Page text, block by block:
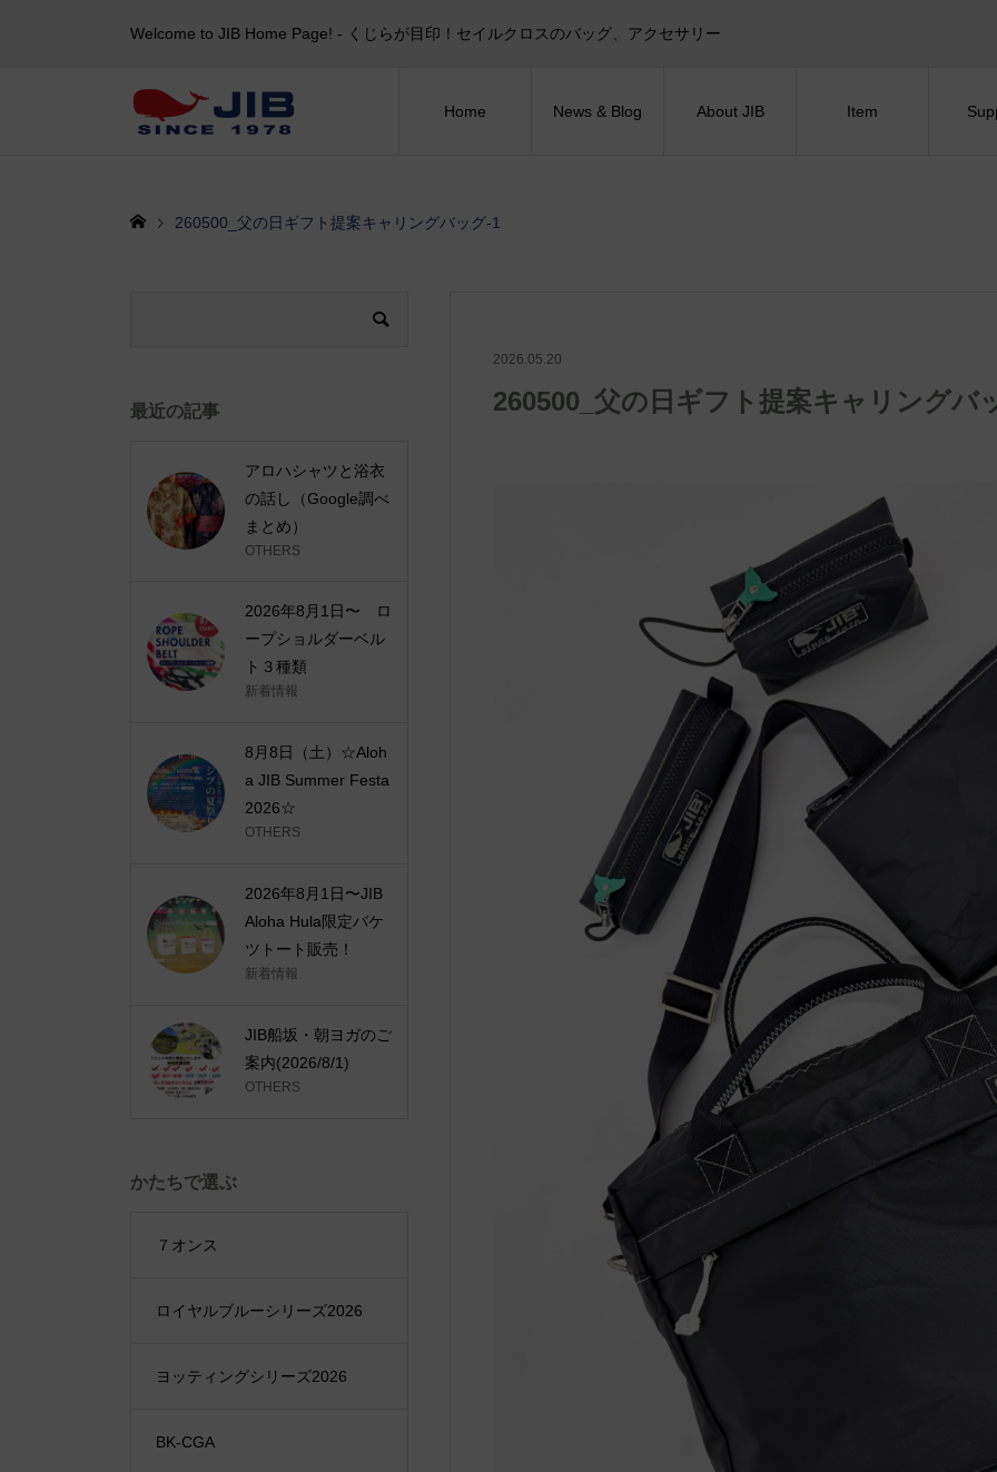
Welcome to JIB Home Page! ‐ くじらが目印！セイルクロスのバッグ、アクセサリー
Home News & Blog About JIB Item
260500_父の日ギフト提案キャリングバッグ-1
2026.05.20
260500_父の日ギフト提案キャリングバ
最近の記事
アロハシャツと浴衣
の話し（Google調べ
まとめ）
OTHERS
2026年8月1日〜 ロ
ープショルダーベル
ト３種類
新着情報
8月8日（土）☆Aloh
a JIB Summer Festa
2026☆
OTHERS
2026年8月1日〜JIB
Aloha Hula限定バケ
ツトート販売！
新着情報
JIB船坂・朝ヨガのご
案内(2026/8/1)
OTHERS
かたちで選ぶ
７オンス
ロイヤルブルーシリーズ2026
ヨッティングシリーズ2026
BK-CGA